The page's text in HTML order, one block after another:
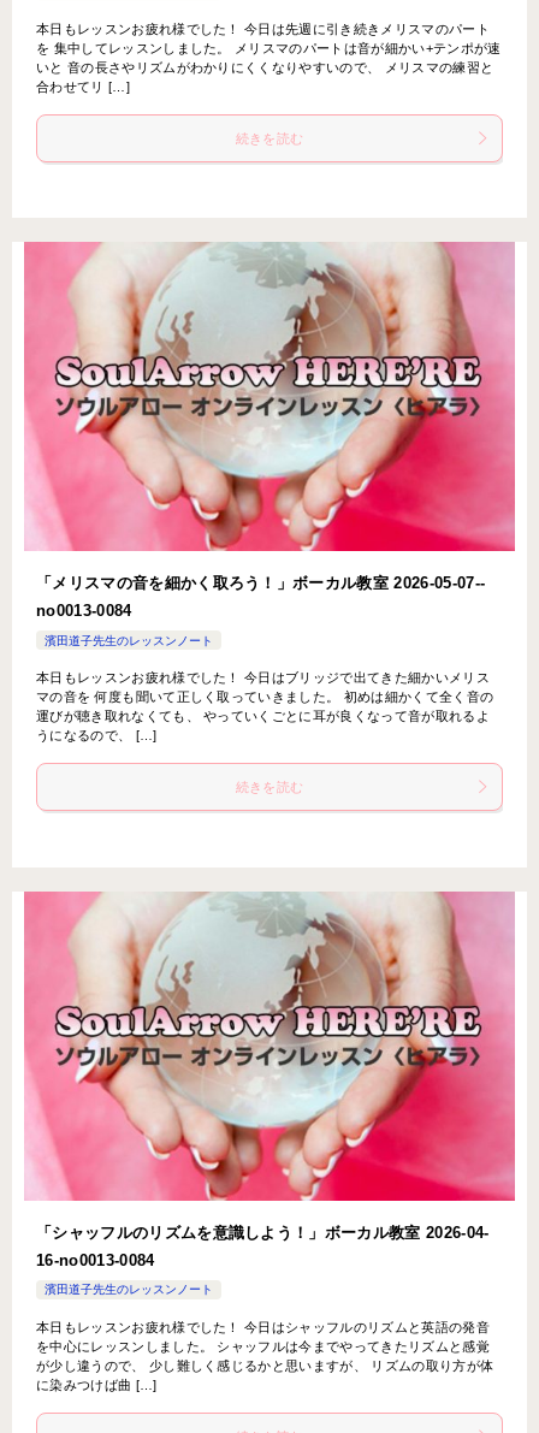
本日もレッスンお疲れ様でした！ 今日は先週に引き続きメリスマのパート
を 集中してレッスンしました。 メリスマのパートは音が細かい+テンポが速
いと 音の長さやリズムがわかりにくくなりやすいので、 メリスマの練習と
合わせてリ […]
続きを読む
「メリスマの音を細かく取ろう！」ボーカル教室 2026-05-07-­
no0013-­0084
濱田道子先生のレッスンノート
本日もレッスンお疲れ様でした！ 今日はブリッジで出てきた細かいメリス
マの音を 何度も聞いて正しく取っていきました。 初めは細かくて全く音の
運びが聴き取れなくても、 やっていくごとに耳が良くなって音が取れるよ
うになるので、 […]
続きを読む
「シャッフルのリズムを意識しよう！」ボーカル教室 2026-04-
16-­no0013-­0084
濱田道子先生のレッスンノート
本日もレッスンお疲れ様でした！ 今日はシャッフルのリズムと英語の発音
を中心にレッスンしました。 シャッフルは今までやってきたリズムと感覚
が少し違うので、 少し難しく感じるかと思いますが、 リズムの取り方が体
に染みつけば曲 […]